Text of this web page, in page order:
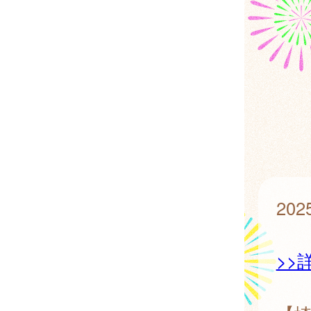
>>